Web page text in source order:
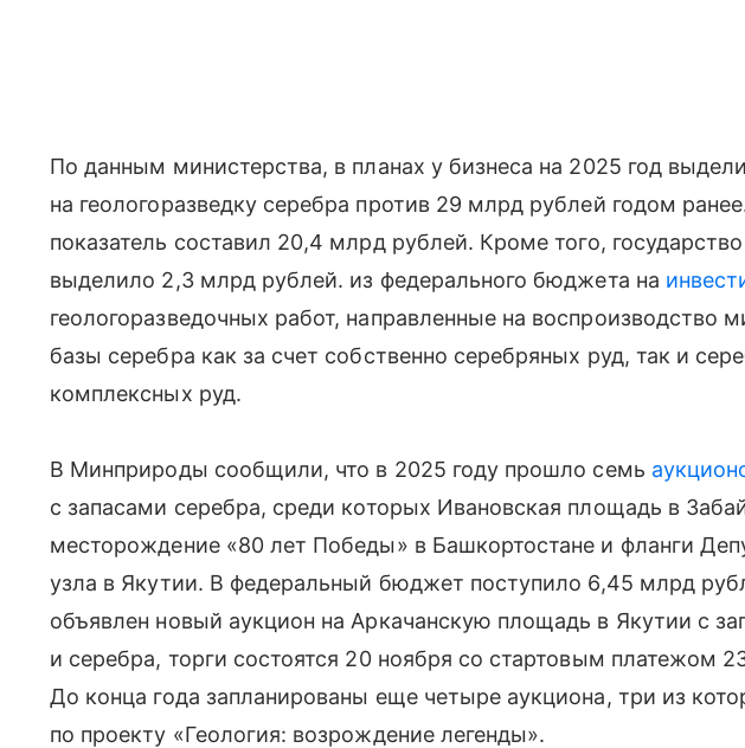
По данным министерства, в планах у бизнеса на 2025 год
на геологоразведку серебра против 29 млрд рублей годом
показатель составил 20,4 млрд рублей. Кроме того,
выделило 2,3 млрд рублей. из федерального бюджета на
геологоразведочных работ, направленные на воспроизводство
базы серебра как за счет собственно серебряных руд, так и
комплексных руд.
В Минприроды сообщили, что в 2025 году прошло семь
с запасами серебра, среди которых Ивановская площадь в
месторождение «80 лет Победы» в Башкортостане и фланги
узла в Якутии. В федеральный бюджет поступило 6,45 млрд
объявлен новый аукцион на Аркачанскую площадь в Якутии с
и серебра, торги состоятся 20 ноября со стартовым платежом
До конца года запланированы еще четыре аукциона, три из
по проекту «Геология: возрождение легенды».